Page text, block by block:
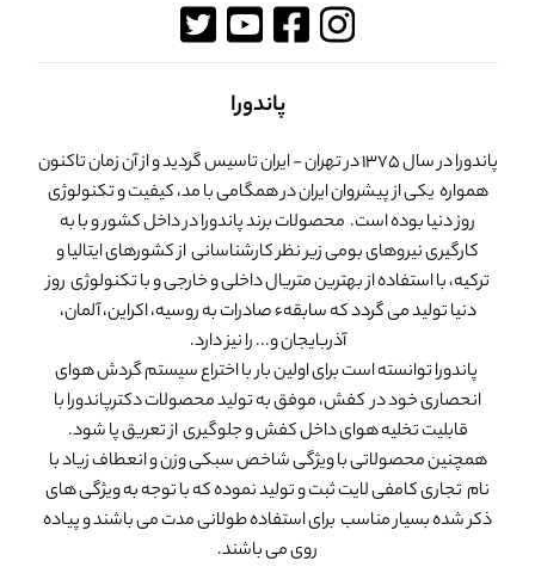
پاندورا
پاندورا در سال 1375 در تهران - ایران تاسیس گردید و از آن زمان تاکنون
همواره یکی از پیشروان ایران در همگامی با مد، کیفیت و تکنولوژی
روز دنیا بوده است. محصولات برند پاندورا در داخل کشور و با به
کارگیری نیروهای بومی زیر نظر کارشناسانی از کشورهای ایتالیا و
ترکیه، با استفاده از بهترین متریال داخلی و خارجی و با تکنولوژی روز
دنیا تولید می گردد که سابقهء صادرات به روسیه، اکراین، آلمان،
آذربایجان و... را نیز دارد.
پاندورا توانسته است برای اولین بار با اختراع سیستم گردش هوای
انحصاری خود در کفش، موفق به تولید محصولات دکترپاندورا با
قابلیت تخلیه هوای داخل کفش و جلوگیری از تعریق پا شود.
همچنین محصولاتی با ویژگی شاخص سبکی وزن و انعطاف زیاد با
نام تجاری کامفی لایت ثبت و تولید نموده که با توجه به ویژگی های
ذکر شده بسیار مناسب برای استفاده طولانی مدت می باشند و پیاده
روی می باشند.